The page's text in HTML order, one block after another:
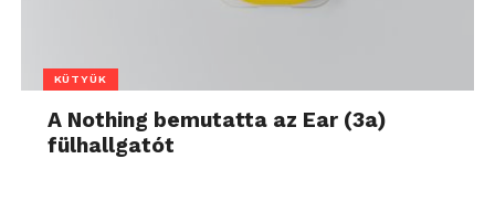
KÜTYÜK
A Nothing bemutatta az Ear (3a)
fülhallgatót